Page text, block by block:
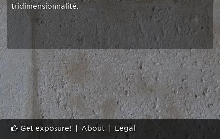
tridimensionnalité.
Get exposure!|About Legal